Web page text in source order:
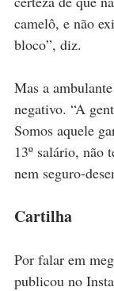
camelô, e não
bloco”, diz.
Mas a
negativo. “A
Somos aquele
13º salário, não
nem seguro-
Cartilha
Por falar em
publicou no